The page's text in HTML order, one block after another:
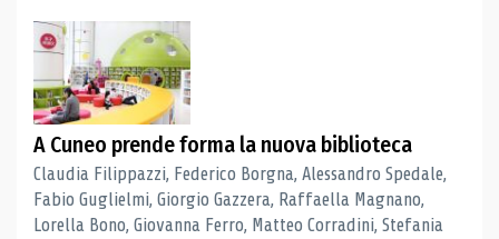
A Cuneo prende forma la nuova biblioteca
Claudia Filippazzi, Federico Borgna, Alessandro Spedale,
Fabio Guglielmi, Giorgio Gazzera, Raffaella Magnano,
Lorella Bono, Giovanna Ferro, Matteo Corradini, Stefania